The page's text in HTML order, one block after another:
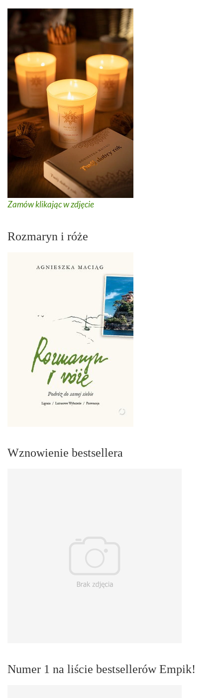
Zamów klikając w zdjęcie
Rozmaryn i róże
Wznowienie bestsellera
Numer 1 na liście bestsellerów Empik!